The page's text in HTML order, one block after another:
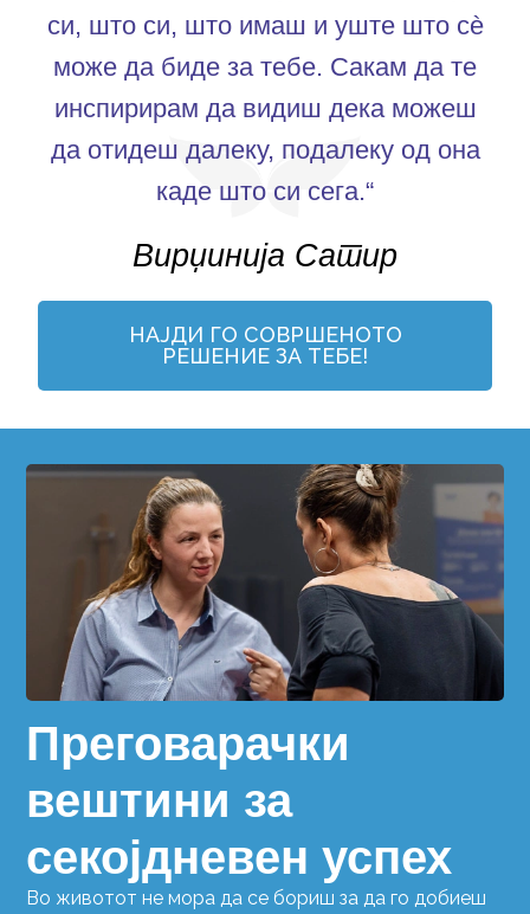
си, што си, што имаш и уште што сè
може да биде за тебе. Сакам да те
инспирирам да видиш дека можеш
да отидеш далеку, подалеку од она
каде што си сега.“
Вирџинија Сатир
НАЈДИ ГО СОВРШЕНОТО
РЕШЕНИЕ ЗА ТЕБЕ!
Преговарачки
вештини за
секојдневен успех
Во животот не мора да се бориш за да го добиеш